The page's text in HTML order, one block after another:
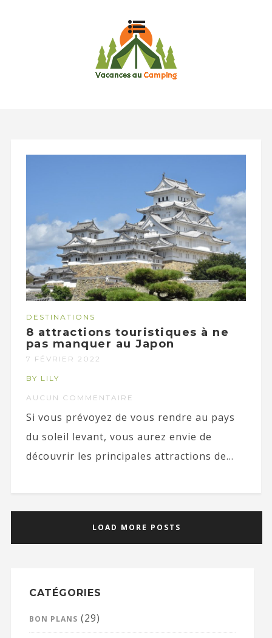
DESTINATIONS
8 attractions touristiques à ne
pas manquer au Japon
7 FÉVRIER 2022
BY LILY
AUCUN COMMENTAIRE
Si vous prévoyez de vous rendre au pays
du soleil levant, vous aurez envie de
découvrir les principales attractions de...
LOAD MORE POSTS
CATÉGORIES
BON PLANS (29)